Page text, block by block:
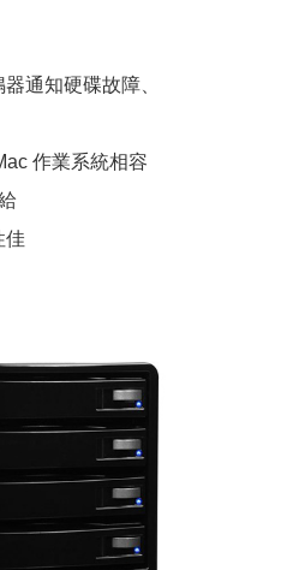
通知硬碟故障、
作業系統相容
佳